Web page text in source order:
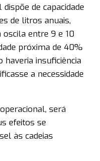
de capacidade
de litros anuais,
entre 9 e 10
próxima de 40%
haveria insuficiência
a necessidade
será
efeitos se
às cadeias